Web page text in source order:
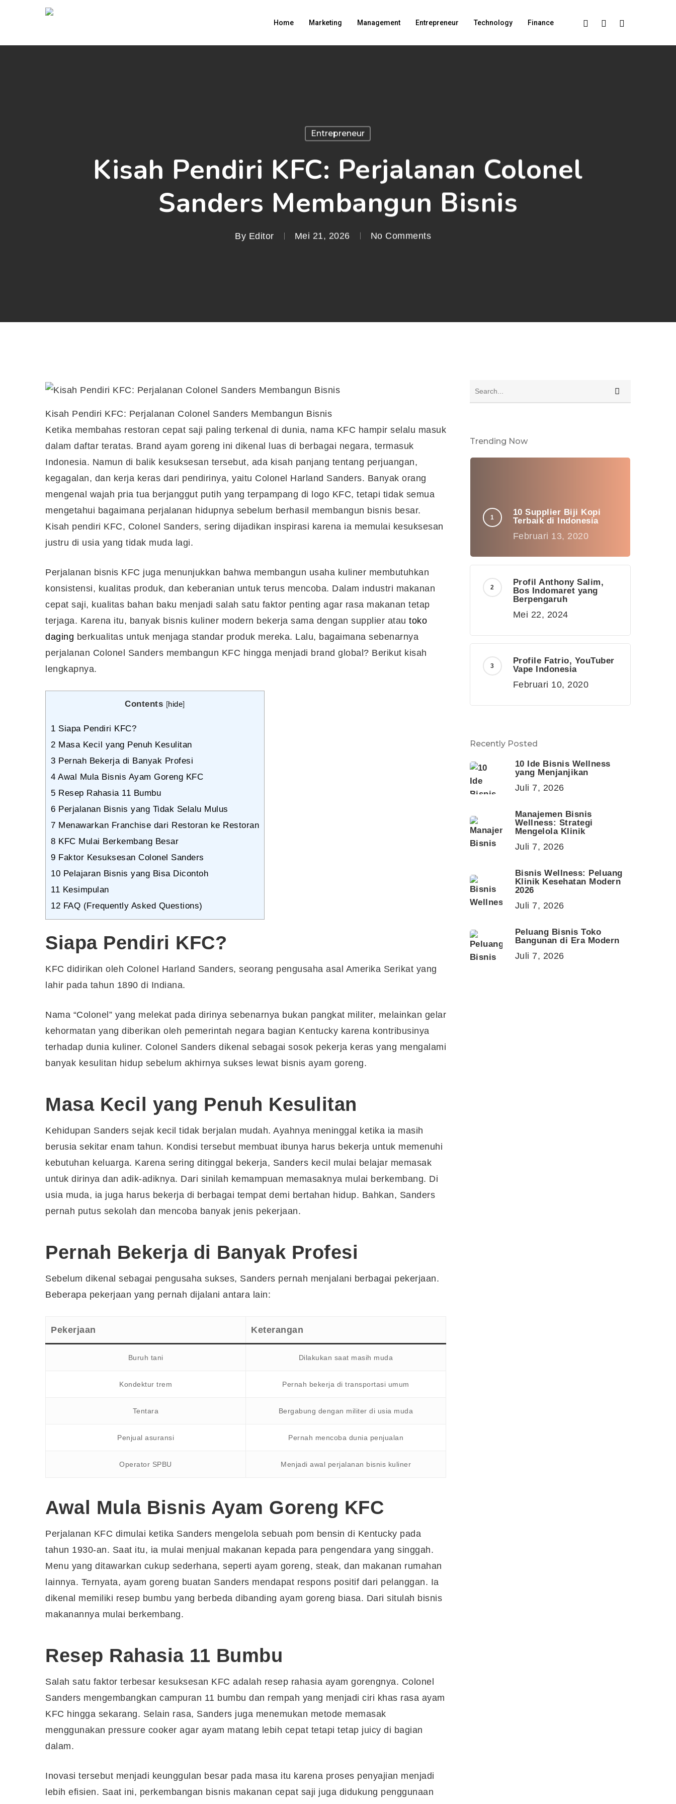
Home Marketing Management Entrepreneur Technology Finance FacebookLinkedinInstagram
Entrepreneur
Kisah Pendiri KFC: Perjalanan Colonel
Sanders Membangun Bisnis
By Editor Mei 21, 2026 No Comments
Kisah Pendiri KFC: Perjalanan Colonel Sanders Membangun Bisnis
Ketika membahas restoran cepat saji paling terkenal di dunia, nama KFC hampir selalu masuk
dalam daftar teratas. Brand ayam goreng ini dikenal luas di berbagai negara, termasuk
Indonesia. Namun di balik kesuksesan tersebut, ada kisah panjang tentang perjuangan,
kegagalan, dan kerja keras dari pendirinya, yaitu Colonel Harland Sanders. Banyak orang
mengenal wajah pria tua berjanggut putih yang terpampang di logo KFC, tetapi tidak semua
mengetahui bagaimana perjalanan hidupnya sebelum berhasil membangun bisnis besar.
Kisah pendiri KFC, Colonel Sanders, sering dijadikan inspirasi karena ia memulai kesuksesan
justru di usia yang tidak muda lagi.
Perjalanan bisnis KFC juga menunjukkan bahwa membangun usaha kuliner membutuhkan
konsistensi, kualitas produk, dan keberanian untuk terus mencoba. Dalam industri makanan
cepat saji, kualitas bahan baku menjadi salah satu faktor penting agar rasa makanan tetap
terjaga. Karena itu, banyak bisnis kuliner modern bekerja sama dengan supplier atau toko
daging berkualitas untuk menjaga standar produk mereka. Lalu, bagaimana sebenarnya
perjalanan Colonel Sanders membangun KFC hingga menjadi brand global? Berikut kisah
lengkapnya.
Contents [hide]
1 Siapa Pendiri KFC?
2 Masa Kecil yang Penuh Kesulitan
3 Pernah Bekerja di Banyak Profesi
4 Awal Mula Bisnis Ayam Goreng KFC
5 Resep Rahasia 11 Bumbu
6 Perjalanan Bisnis yang Tidak Selalu Mulus
7 Menawarkan Franchise dari Restoran ke Restoran
8 KFC Mulai Berkembang Besar
9 Faktor Kesuksesan Colonel Sanders
10 Pelajaran Bisnis yang Bisa Dicontoh
11 Kesimpulan
12 FAQ (Frequently Asked Questions)
Siapa Pendiri KFC?
KFC didirikan oleh Colonel Harland Sanders, seorang pengusaha asal Amerika Serikat yang
lahir pada tahun 1890 di Indiana.
Nama “Colonel” yang melekat pada dirinya sebenarnya bukan pangkat militer, melainkan gelar
kehormatan yang diberikan oleh pemerintah negara bagian Kentucky karena kontribusinya
terhadap dunia kuliner. Colonel Sanders dikenal sebagai sosok pekerja keras yang mengalami
banyak kesulitan hidup sebelum akhirnya sukses lewat bisnis ayam goreng.
Masa Kecil yang Penuh Kesulitan
Kehidupan Sanders sejak kecil tidak berjalan mudah. Ayahnya meninggal ketika ia masih
berusia sekitar enam tahun. Kondisi tersebut membuat ibunya harus bekerja untuk memenuhi
kebutuhan keluarga. Karena sering ditinggal bekerja, Sanders kecil mulai belajar memasak
untuk dirinya dan adik-adiknya. Dari sinilah kemampuan memasaknya mulai berkembang. Di
usia muda, ia juga harus bekerja di berbagai tempat demi bertahan hidup. Bahkan, Sanders
pernah putus sekolah dan mencoba banyak jenis pekerjaan.
Pernah Bekerja di Banyak Profesi
Sebelum dikenal sebagai pengusaha sukses, Sanders pernah menjalani berbagai pekerjaan.
Beberapa pekerjaan yang pernah dijalani antara lain:
Pekerjaan Keterangan
Buruh tani Dilakukan saat masih muda
Kondektur trem Pernah bekerja di transportasi umum
Tentara Bergabung dengan militer di usia muda
Penjual asuransi Pernah mencoba dunia penjualan
Operator SPBU Menjadi awal perjalanan bisnis kuliner
Awal Mula Bisnis Ayam Goreng KFC
Perjalanan KFC dimulai ketika Sanders mengelola sebuah pom bensin di Kentucky pada
tahun 1930-an. Saat itu, ia mulai menjual makanan kepada para pengendara yang singgah.
Menu yang ditawarkan cukup sederhana, seperti ayam goreng, steak, dan makanan rumahan
lainnya. Ternyata, ayam goreng buatan Sanders mendapat respons positif dari pelanggan. Ia
dikenal memiliki resep bumbu yang berbeda dibanding ayam goreng biasa. Dari situlah bisnis
makanannya mulai berkembang.
Resep Rahasia 11 Bumbu
Salah satu faktor terbesar kesuksesan KFC adalah resep rahasia ayam gorengnya. Colonel
Sanders mengembangkan campuran 11 bumbu dan rempah yang menjadi ciri khas rasa ayam
KFC hingga sekarang. Selain rasa, Sanders juga menemukan metode memasak
menggunakan pressure cooker agar ayam matang lebih cepat tetapi tetap juicy di bagian
dalam.
Inovasi tersebut menjadi keunggulan besar pada masa itu karena proses penyajian menjadi
lebih efisien. Saat ini, perkembangan bisnis makanan cepat saji juga didukung penggunaan
Trending Now
10 Supplier Biji Kopi
Terbaik di Indonesia
Februari 13, 2020
Profil Anthony Salim,
Bos Indomaret yang
Berpengaruh
Mei 22, 2024
Profile Fatrio, YouTuber
Vape Indonesia
Februari 10, 2020
Recently Posted
10 Ide Bisnis Wellness
yang Menjanjikan
Juli 7, 2026
Manajemen Bisnis
Wellness: Strategi
Mengelola Klinik
Juli 7, 2026
Bisnis Wellness: Peluang
Klinik Kesehatan Modern
2026
Juli 7, 2026
Peluang Bisnis Toko
Bangunan di Era Modern
Juli 7, 2026